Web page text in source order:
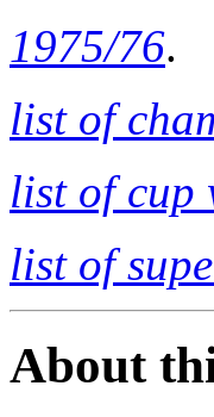
1975/76.
list of
list of cup
list of
About